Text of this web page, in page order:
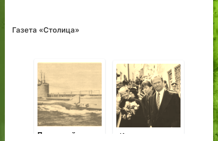
Газета «Столица»
Эдгар Сависаар: